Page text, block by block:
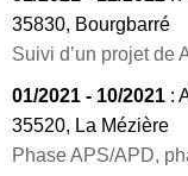
35830, Bourgbarré
Suivi d’un projet de
01/2021 - 10/2021 :
35520, La Mézière
Phase APS/APD,